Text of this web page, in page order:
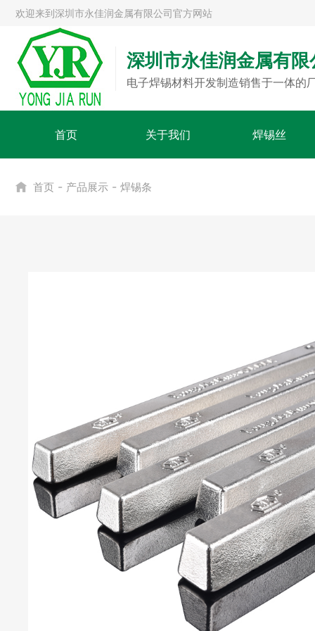
欢迎来到深圳市永佳润金属有限公司官方网站
深圳市永佳润金属有限
电子焊锡材料开发制造销售于一体的
首页 关于我们 焊锡丝
首页 - 产品展示 - 焊锡条